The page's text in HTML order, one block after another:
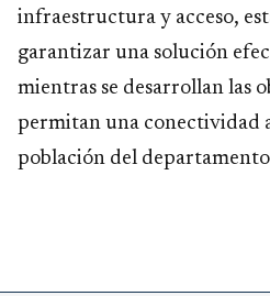
infraestructura y acceso,
garantizar una solución
mientras se desarrollan las
permitan una conectividad
población del